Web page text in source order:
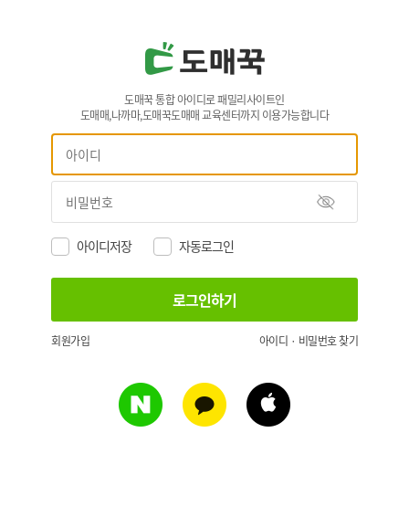
도매꾹 통합 아이디로 패밀리사이트인
도매매,나까마,도매꾹도매매 교육센터까지 이용가능합니다
아이디저장 자동로그인
회원가입 아이디 · 비밀번호 찾기